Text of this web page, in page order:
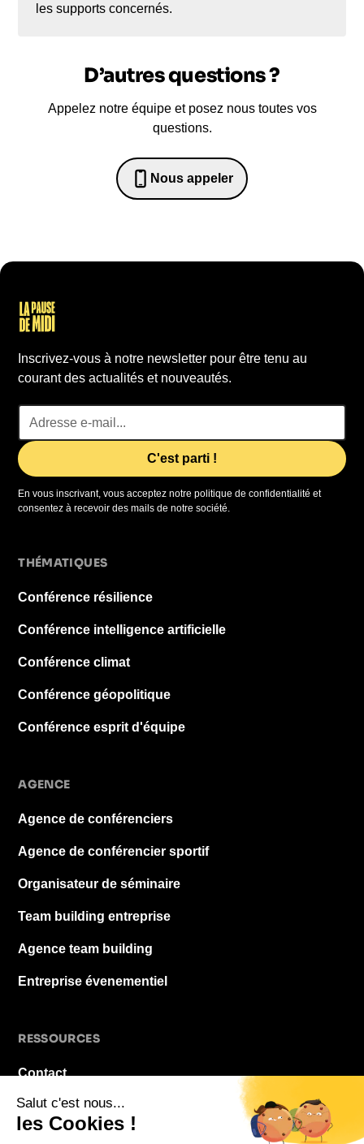
les supports concernés.
D’autres questions ?
Appelez notre équipe et posez nous toutes vos
questions.
Nous appeler
0652698481
Inscrivez-vous à notre newsletter pour être tenu au
courant des actualités et nouveautés.
En vous inscrivant, vous acceptez notre politique de confidentialité et
consentez à recevoir des mails de notre société.
THÉMATIQUES
Conférence résilience
Conférence intelligence artificielle
Conférence climat
Conférence géopolitique
Conférence esprit d'équipe
AGENCE
Agence de conférenciers
Agence de conférencier sportif
Organisateur de séminaire
Team building entreprise
Agence team building
Entreprise évenementiel
RESSOURCES
Contact
À propos